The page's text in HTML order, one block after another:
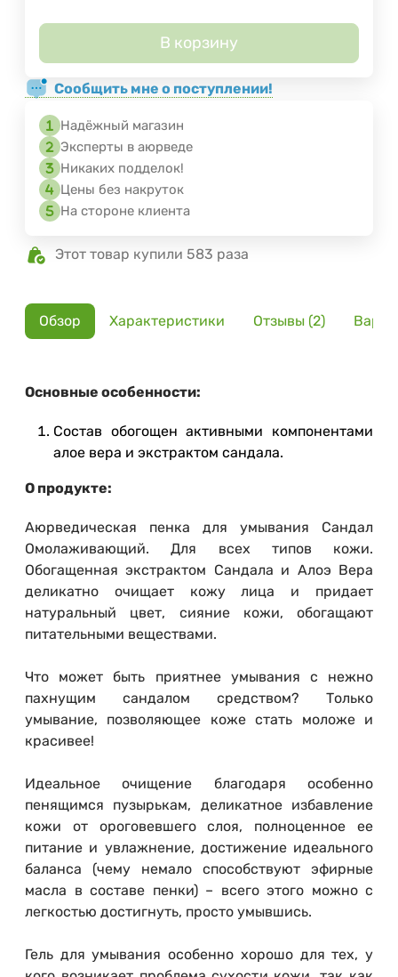
В корзину
Сообщить мне о поступлении!
Надёжный магазин
Эксперты в аюрведе
Никаких подделок!
Цены без накруток
На стороне клиента
Этот товар купили 583 раза
Обзор Характеристики Отзывы (2)
Основные особенности:
Состав обогощен активными компонентами
алое вера и экстрактом сандала.
О продукте:
Аюрведическая пенка для умывания Сандал
Омолаживающий. Для всех типов кожи.
Обогащенная экстрактом Сандала и Алоэ Вера
деликатно очищает кожу лица и придает
натуральный цвет, сияние кожи, обогащают
питательными веществами.
Что может быть приятнее умывания с нежно
пахнущим сандалом средством? Только
умывание, позволяющее коже стать моложе и
красивее!
Идеальное очищение благодаря особенно
пенящимся пузырькам, деликатное избавление
кожи от ороговевшего слоя, полноценное ее
питание и увлажнение, достижение идеального
баланса (чему немало способствуют эфирные
масла в составе пенки) – всего этого можно с
легкостью достигнуть, просто умывшись.
Гель для умывания особенно хорошо для тех, у